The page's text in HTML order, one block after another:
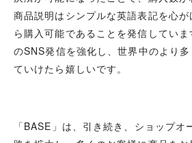
商品説明はシンプルな英語表記を心
ら購入可能であることを発信してい
のSNS発信を強化し、世界中のより
ていけたら嬉しいです。
「BASE」は、引き続き、ショップオ